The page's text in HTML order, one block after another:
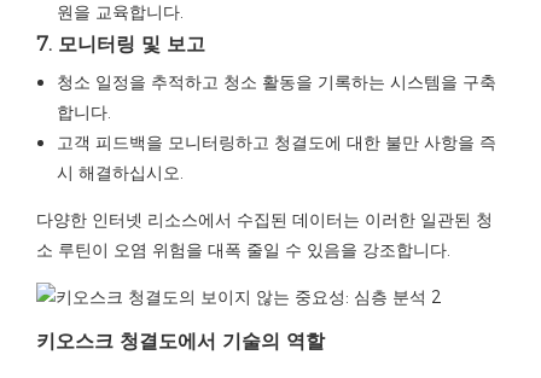
원을 교육합니다.
7. 모니터링 및 보고
청소 일정을 추적하고 청소 활동을 기록하는 시스템을 구축
합니다.
고객 피드백을 모니터링하고 청결도에 대한 불만 사항을 즉
시 해결하십시오.
다양한 인터넷 리소스에서 수집된 데이터는 이러한 일관된 청
소 루틴이 오염 위험을 대폭 줄일 수 있음을 강조합니다.
키오스크 청결도에서 기술의 역할